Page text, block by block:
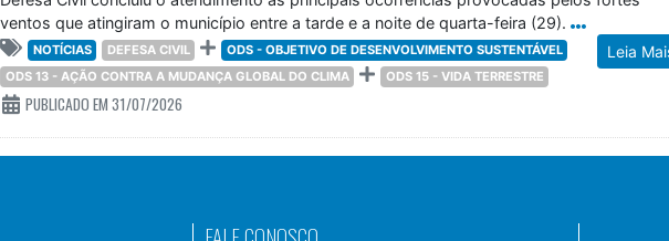
ventos que atingiram o município entre a tarde e a noite de quarta-feira (29).
Leia Mais
NOTÍCIAS DEFESA CIVIL
ODS - OBJETIVO DE DESENVOLVIMENTO SUSTENTÁVEL
ODS 13 - AÇÃO CONTRA A MUDANÇA GLOBAL DO CLIMA
ODS 15 - VIDA TERRESTRE
PUBLICADO EM 31/07/2026
FALE CONOSCO